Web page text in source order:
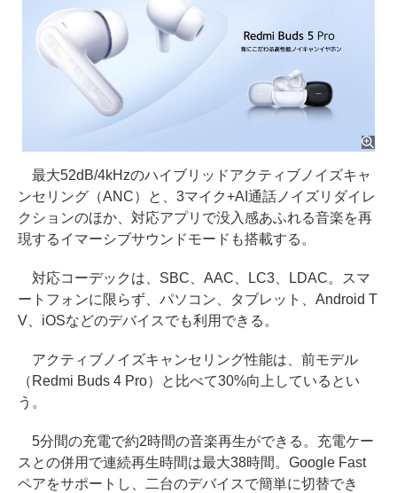
最大52dB/4kHzのハイブリッドアクティブノイズキャ
ンセリング（ANC）と、3マイク+AI通話ノイズリダイレ
クションのほか、対応アプリで没入感あふれる音楽を再
現するイマーシブサウンドモードも搭載する。
対応コーデックは、SBC、AAC、LC3、LDAC。スマ
ートフォンに限らず、パソコン、タブレット、Android T
V、iOSなどのデバイスでも利用できる。
アクティブノイズキャンセリング性能は、前モデル
（Redmi Buds 4 Pro）と比べて30%向上しているとい
う。
5分間の充電で約2時間の音楽再生ができる。充電ケー
スとの併用で連続再生時間は最大38時間。Google Fast
ペアをサポートし、二台のデバイスで簡単に切替でき